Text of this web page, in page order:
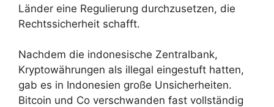
Länder eine Regulierung durchzusetzen, die
Rechtssicherheit schafft.
Nachdem die indonesische Zentralbank,
Kryptowährungen als illegal eingestuft hatten,
gab es in Indonesien große Unsicherheiten.
Bitcoin und Co verschwanden fast vollständig